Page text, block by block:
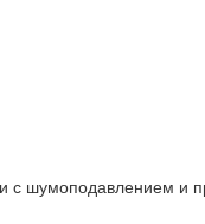
с шумоподавлением и